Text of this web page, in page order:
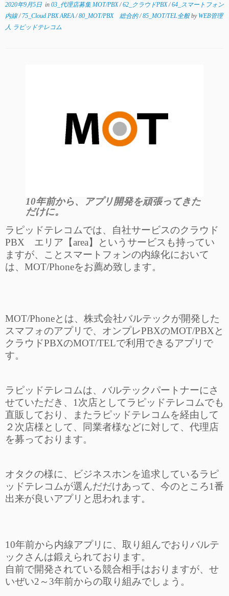
2020年9月5日 in 03_代理店募集 MOT/PBX/62_クラウドPBX/64_スマートフォン
内線/ 75_Cloud PBX AREA/80_MOT/PBX 総合的/85_MOT/TEL全般by WEB管理
人 ラピッドテレコム
10年前から、アプリ開発を頑張ってきた
だけに。
ラピッドテレコムでは、自社サービスのクラウド
PBX エリア【area】というサービスも持ってい
ますが、ことスマートフォンの内線化において
は、MOT/Phoneをお薦め致します。
MOT/Phoneとは、株式会社バルテックが開発した
スマフォのアプリで、オンプレPBXのMOT/PBXと
クラウドPBXのMOT/TELで利用できるアプリで
す。
ラピッドテレコムは、バルテックパートナーにさ
せていただき、1次店としてラピッドテレコムでも
直販しており、またラピッドテレコムを経由して
２次店様として、同業者様などに対して、代理店
を募っております。
オタクの様に、ビジネスホンを追求しているラピ
ッドテレコムが選んだだけあって、今のところ1番
出来が良いアプリと思われます。
10年前から内線アプリに、取り組んでおりバルテ
ックさんは鍛えられております。
自前で開発されている競合相手はおりますが、せ
いぜい2～3年前からの取り組みでしょう。